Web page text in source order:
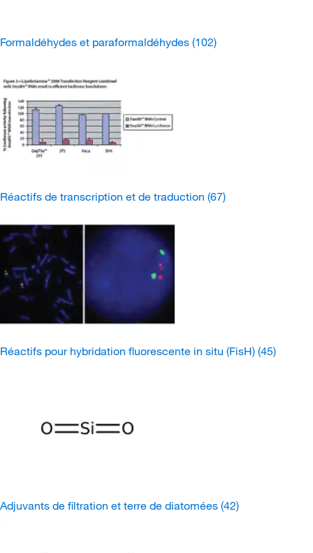
Formaldéhydes et paraformaldéhydes (102)
Réactifs de transcription et de traduction (67)
Réactifs pour hybridation fluorescente in situ (FisH) (45)
Adjuvants de filtration et terre de diatomées (42)